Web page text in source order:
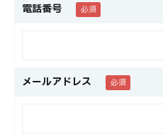
電話番号
メールアドレス